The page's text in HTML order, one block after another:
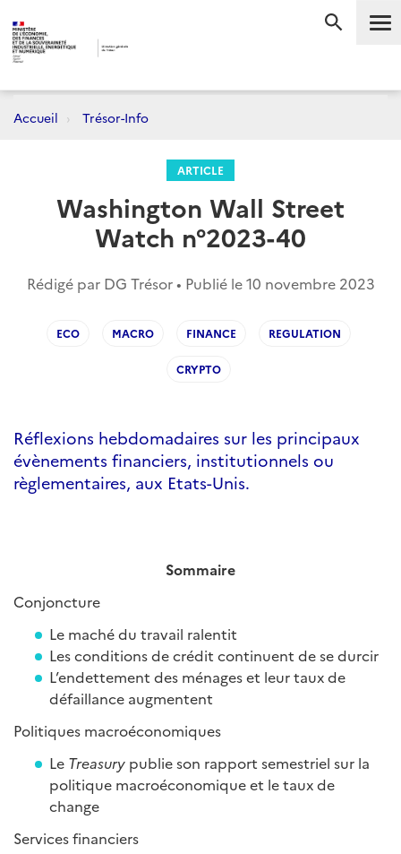
Accueil Trésor-Info
ARTICLE
Washington Wall Street
Watch n°2023-40
Rédigé par DG Trésor • Publié le10 novembre 2023
ECO MACRO FINANCE REGULATION
CRYPTO
Réflexions hebdomadaires sur les principaux
évènements financiers, institutionnels ou
règlementaires, aux Etats-Unis.
Sommaire
Conjoncture
Le maché du travail ralentit
Les conditions de crédit continuent de se durcir
L’endettement des ménages et leur taux de
défaillance augmentent
Politiques macroéconomiques
Le Treasury publie son rapport semestriel sur la
politique macroéconomique et le taux de
change
Services financiers